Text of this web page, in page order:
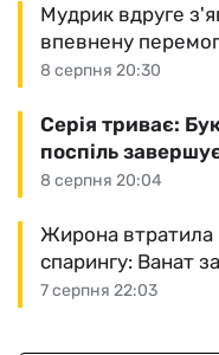
8 серпня 20:30
Мудрик вдруге
впевнену
8 серпня 20:04
Серія триває:
поспіль
7 серпня 22:03
Жирона втратила
спарингу: Ванат